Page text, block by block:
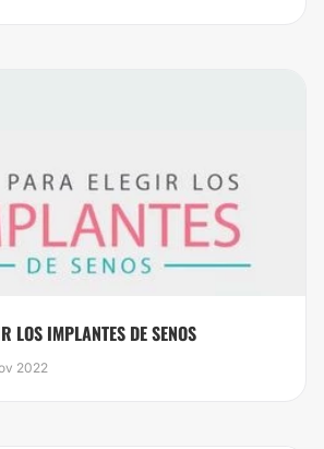
LOS IMPLANTES DE SENOS
2022